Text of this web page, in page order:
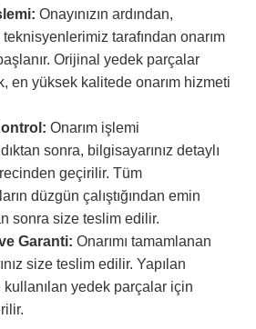
Onayınızın ardından,
tarafından onarım
Orijinal yedek parçalar
en yüksek kalitede onarım hizmeti
Onarım işlemi
sonra, bilgisayarınız detaylı
geçirilir. Tüm
düzgün çalıştığından emin
sonra size teslim edilir.
Garanti: Onarımı tamamlanan
size teslim edilir. Yapılan
kullanılan yedek parçalar için